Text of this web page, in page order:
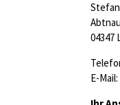
04347
E-Mail: